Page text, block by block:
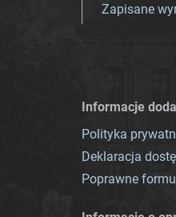
Zapisane
Informacje
Polityka
Deklaracja
Poprawne